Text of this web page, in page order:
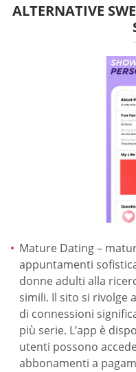
ALTERNATIVE
Mature Dating –
appuntamenti
donne adulti alla
simili. Il sito si rivolge
di connessioni
più serie. L’app è
utenti possono
abbonamenti a